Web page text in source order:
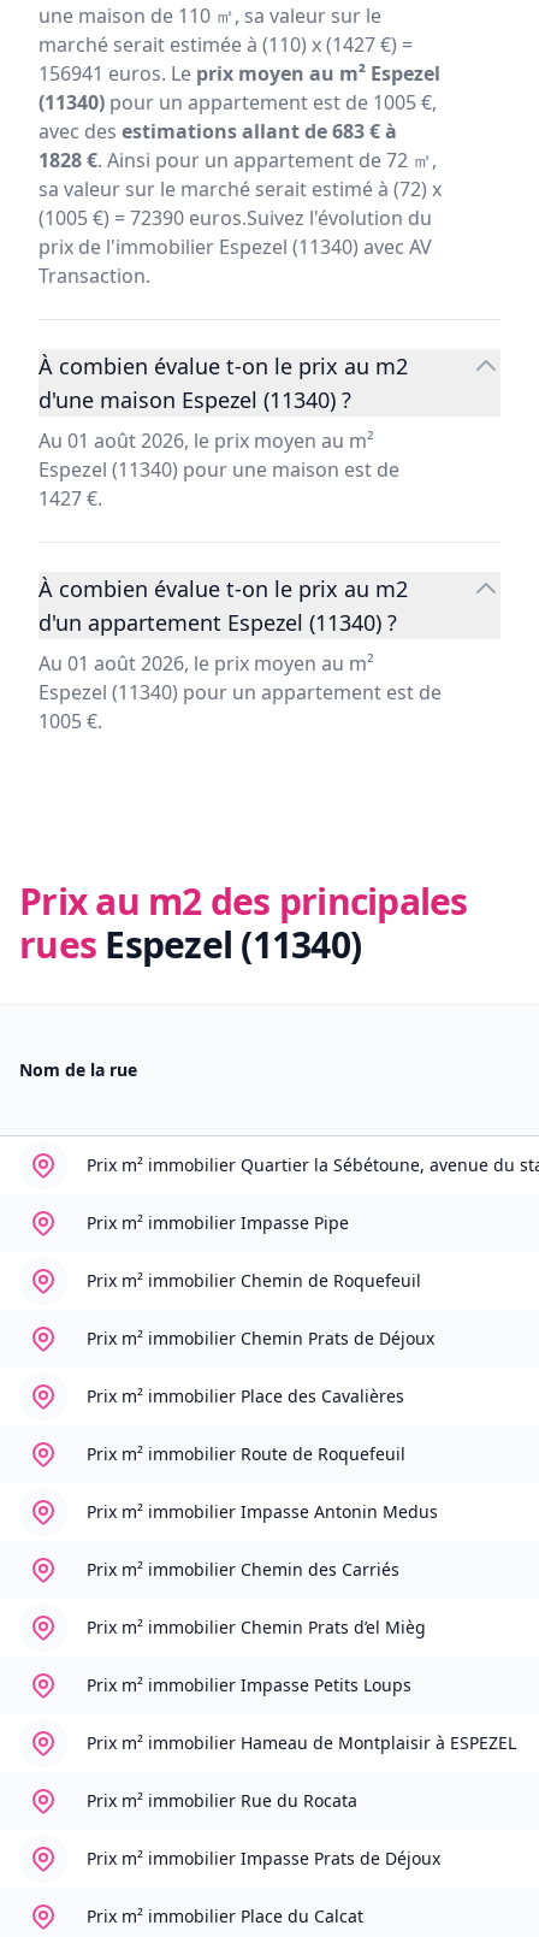
une maison de 110 ㎡, sa valeur sur le
marché serait estimée à (110) x (1427 €) =
156941 euros. Le prix moyen au m² Espezel
(11340) pour un appartement est de 1005 €,
avec des estimations allant de 683 € à
1828 €. Ainsi pour un appartement de 72 ㎡,
sa valeur sur le marché serait estimé à (72) x
(1005 €) = 72390 euros.Suivez l'évolution du
prix de l'immobilier Espezel (11340) avec AV
Transaction.
À combien évalue t-on le prix au m2
d'une maison Espezel (11340) ?
Au 01 août 2026, le prix moyen au m²
Espezel (11340) pour une maison est de
1427 €.
À combien évalue t-on le prix au m2
d'un appartement Espezel (11340) ?
Au 01 août 2026, le prix moyen au m²
Espezel (11340) pour un appartement est de
1005 €.
Prix au m2 des principales
rues Espezel (11340)
Nom de la rue
Prix m² immobilier Quartier la Sébétoune, avenue du
Prix m² immobilier Impasse Pipe
Prix m² immobilier Chemin de Roquefeuil
Prix m² immobilier Chemin Prats de Déjoux
Prix m² immobilier Place des Cavalières
Prix m² immobilier Route de Roquefeuil
Prix m² immobilier Impasse Antonin Medus
Prix m² immobilier Chemin des Carriés
Prix m² immobilier Chemin Prats d’el Mièg
Prix m² immobilier Impasse Petits Loups
Prix m² immobilier Hameau de Montplaisir à ESPEZEL
Prix m² immobilier Rue du Rocata
Prix m² immobilier Impasse Prats de Déjoux
Prix m² immobilier Place du Calcat